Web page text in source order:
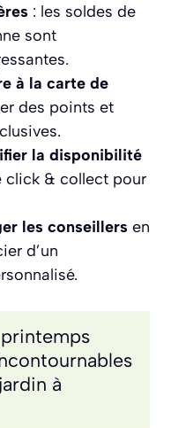
: les soldes de
sont
à la carte de
des points et
la disponibilité
click & collect pour
les conseillers en
d’un
à